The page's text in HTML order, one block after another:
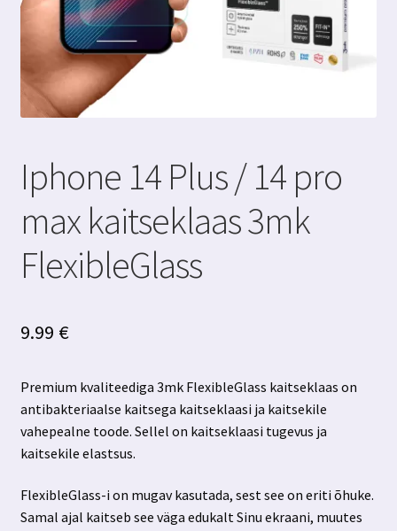
Iphone 14 Plus / 14 pro
max kaitseklaas 3mk
FlexibleGlass
9.99 €
Premium kvaliteediga 3mk FlexibleGlass kaitseklaas on
antibakteriaalse kaitsega kaitseklaasi ja kaitsekile
vahepealne toode. Sellel on kaitseklaasi tugevus ja
kaitsekile elastsus.
FlexibleGlass-i on mugav kasutada, sest see on eriti õhuke.
Samal ajal kaitseb see väga edukalt Sinu ekraani, muutes